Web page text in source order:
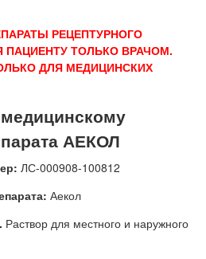
РЕЦЕПТУРНОГО
ТОЛЬКО ВРАЧОМ.
ДЛЯ МЕДИЦИНСКИХ
АЕКОЛ
ЛС-000908-100812
Аекол
Раствор для местного и наружного